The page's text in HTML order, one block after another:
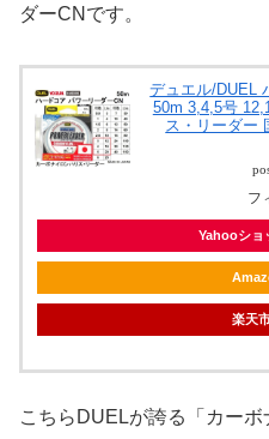
ダーCNです。
デュエル/DUEL
50m 3,4,5号
ス・リーダー
フ
Yahooショ
楽天
こちらDUELが誇る「カー